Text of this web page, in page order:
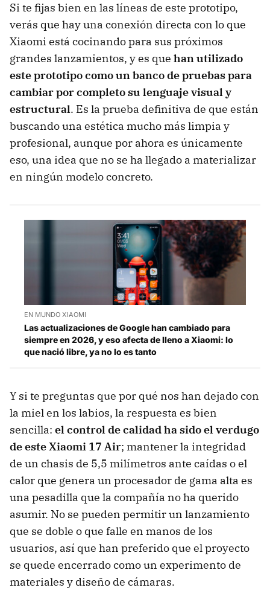
Si te fijas bien en las líneas de este prototipo,
verás que hay una conexión directa con lo que
Xiaomi está cocinando para sus próximos
grandes lanzamientos, y es que han utilizado
este prototipo como un banco de pruebas para
cambiar por completo su lenguaje visual y
estructural. Es la prueba definitiva de que están
buscando una estética mucho más limpia y
profesional, aunque por ahora es únicamente
eso, una idea que no se ha llegado a materializar
en ningún modelo concreto.
EN MUNDO XIAOMI
Las actualizaciones de Google han cambiado para
siempre en 2026, y eso afecta de lleno a Xiaomi: lo
que nació libre, ya no lo es tanto
Y si te preguntas que por qué nos han dejado con
la miel en los labios, la respuesta es bien
sencilla: el control de calidad ha sido el verdugo
de este Xiaomi 17 Air; mantener la integridad
de un chasis de 5,5 milímetros ante caídas o el
calor que genera un procesador de gama alta es
una pesadilla que la compañía no ha querido
asumir. No se pueden permitir un lanzamiento
que se doble o que falle en manos de los
usuarios, así que han preferido que el proyecto
se quede encerrado como un experimento de
materiales y diseño de cámaras.